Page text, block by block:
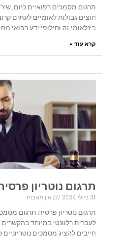
תרגום מסמכים רפואיים כיום,
חוצים גבולות לאומיים לעתים
בינלאומי זה וחילופי ידע רפואי
קרא עוד »
תרגום נוטריון
31 ביולי 2024
אין תגובות
תרגום נוטריון פרסית תרגום
לעברית רלוונטי במיוחד
חייבים להציג מסמכים